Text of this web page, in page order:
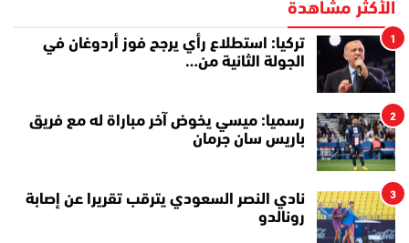
الأكثر مشاهدة
1
تركيا: استطلاع رأي يرجح فوز أردوغان في
الجولة الثانية من…
2
رسميا: ميسي يخوض آخر مباراة له مع فريق
باريس سان جرمان
3
نادي النصر السعودي يترقب تقريرا عن إصابة
رونالدو